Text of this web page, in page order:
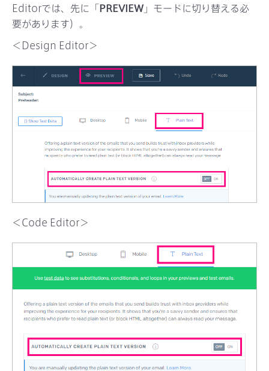
Editorでは、先に「PREVIEW 」モードに切り替える必
要があります）。
＜Design Editor＞
＜Code Editor＞